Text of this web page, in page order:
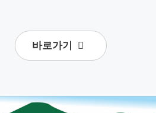
바로가기